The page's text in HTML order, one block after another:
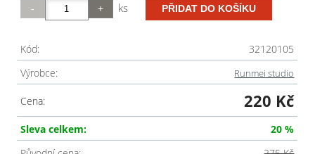
ks
Kód:
32120105
Výrobce:
Runmei studio
Cena: 220 Kč
Sleva celkem:
20 %